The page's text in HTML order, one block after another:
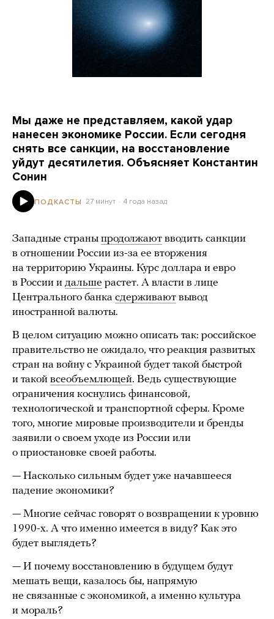
Мы даже не представляем, какой удар
нанесен экономике России. Если сегодня
снять все санкции, на восстановление
уйдут десятилетия. Объясняет Константин
Сонин
ПОДКАСТЫ 27 минут 4 года назад
Западные страны продолжают вводить санкции
в отношении России из-за ее вторжения
на территорию Украины. Курс доллара и евро
в России и дальше растет. А власти в лице
Центрального банка сдерживают вывод
иностранной валюты.
В целом ситуацию можно описать так: российское
правительство не ожидало, что реакция развитых
стран на войну с Украиной будет такой быстрой
и такой всеобъемлющей. Ведь существующие
ограничения коснулись финансовой,
технологической и транспортной сферы. Кроме
того, многие мировые производители и бренды
заявили о своем уходе из России или
о приостановке своей работы.
— Насколько сильным будет уже начавшееся
падение экономики?
— Многие сейчас говорят о возвращении к уровню
1990-х. А что именно имеется в виду? Как это
будет выглядеть?
— И почему восстановлению в будущем будут
мешать вещи, казалось бы, напрямую
не связанные с экономикой, а именно культура
и мораль?